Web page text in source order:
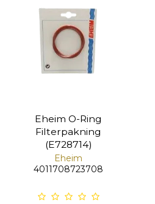
Eheim O-Ring
Filterpakning
(E728714)
Eheim
4011708723708